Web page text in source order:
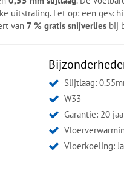
uitstraling. Let op: een
van 7 % gratis snijverlies bij
Slijtlaag:
W33
Garantie: 20
Vloerkoeling: Ja